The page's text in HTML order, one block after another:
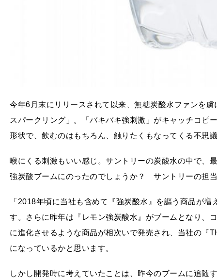
今年6月末にリリースされて以来、無糖炭酸水ファンを
スパークリング」。「バキバキ強刺激」がキャッチコピ
形状で、飲むのはもちろん、触りたくもなってくる不思
喉にくる刺激もいい感じ。サントリーの炭酸水の中で、
強炭酸ブームにのったのでしょうか？ サントリーの担
「2018年頃に当社も含めて『強炭酸水』を謳う商品が
す。さらに昨年は『レモン強炭酸水』がブームとなり、
に進化させるような商品が相次いで発売され、当社の『
になっているかと思います。
しかし開発時に考えていたことは、昨今のブームに追随